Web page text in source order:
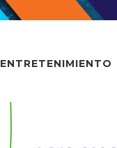
ENTRETENIMIENTO